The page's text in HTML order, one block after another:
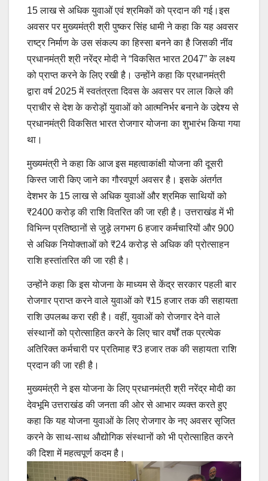
15 लाख से अधिक युवाओं एवं श्रमिकों को प्रदान की गई।इस
अवसर पर मुख्यमंत्री श्री पुष्कर सिंह धामी ने कहा कि यह अवसर
राष्ट्र निर्माण के उस संकल्प का हिस्सा बनने का है जिसकी नींव
प्रधानमंत्री श्री नरेंद्र मोदी ने “विकसित भारत 2047” के लक्ष्य
को प्राप्त करने के लिए रखी है। उन्होंने कहा कि प्रधानमंत्री
द्वारा वर्ष 2025 में स्वतंत्रता दिवस के अवसर पर लाल किले की
प्राचीर से देश के करोड़ों युवाओं को आत्मनिर्भर बनाने के उद्देश्य से
प्रधानमंत्री विकसित भारत रोजगार योजना का शुभारंभ किया गया
था।
मुख्यमंत्री ने कहा कि आज इस महत्वाकांक्षी योजना की दूसरी
किस्त जारी किए जाने का गौरवपूर्ण अवसर है। इसके अंतर्गत
देशभर के 15 लाख से अधिक युवाओं और श्रमिक साथियों को
₹2400 करोड़ की राशि वितरित की जा रही है। उत्तराखंड में भी
विभिन्न प्रतिष्ठानों से जुड़े लगभग 6 हजार कर्मचारियों और 900
से अधिक नियोक्ताओं को ₹24 करोड़ से अधिक की प्रोत्साहन
राशि हस्तांतरित की जा रही है।
उन्होंने कहा कि इस योजना के माध्यम से केंद्र सरकार पहली बार
रोजगार प्राप्त करने वाले युवाओं को ₹15 हजार तक की सहायता
राशि उपलब्ध करा रही है। वहीं, युवाओं को रोजगार देने वाले
संस्थानों को प्रोत्साहित करने के लिए चार वर्षों तक प्रत्येक
अतिरिक्त कर्मचारी पर प्रतिमाह ₹3 हजार तक की सहायता राशि
प्रदान की जा रही है।
मुख्यमंत्री ने इस योजना के लिए प्रधानमंत्री श्री नरेंद्र मोदी का
देवभूमि उत्तराखंड की जनता की ओर से आभार व्यक्त करते हुए
कहा कि यह योजना युवाओं के लिए रोजगार के नए अवसर सृजित
करने के साथ-साथ औद्योगिक संस्थानों को भी प्रोत्साहित करने
की दिशा में महत्वपूर्ण कदम है।